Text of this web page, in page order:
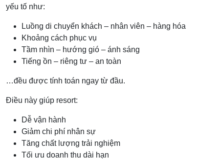
yếu tố như:
Luồng di chuyển khách – nhân viên – hàng hóa
Khoảng cách phục vụ
Tầm nhìn – hướng gió – ánh sáng
Tiếng ồn – riêng tư – an toàn
…đều được tính toán ngay từ đầu.
Điều này giúp resort:
Dễ vận hành
Giảm chi phí nhân sự
Tăng chất lượng trải nghiệm
Tối ưu doanh thu dài hạn